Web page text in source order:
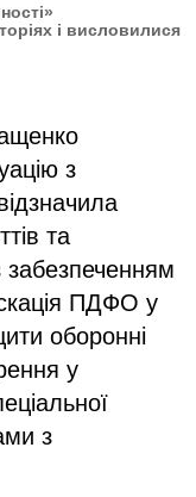
і висловилися
з
та
ПДФО у
оборонні
у
з